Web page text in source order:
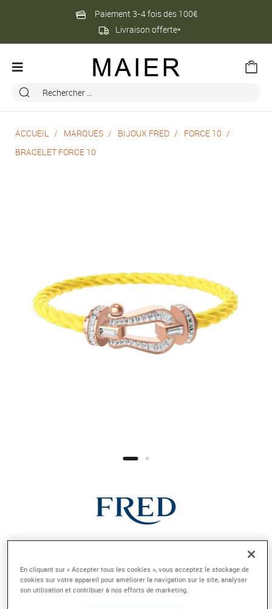
Paiement 3-4 fois dès 100€
Livraison offerte*
ACCUEIL MARQUES BIJOUX FRED
FORCE 10
BRACELET FORCE 10
BRACELET FORCE 10
Grand modèle or rose 750/1000e et diamants
En cliquant sur « Accepter tous les cookies », vous acceptez le stockage de
cookies sur votre appareil pour améliorer la navigation sur le site, analyser
son utilisation et contribuer à nos efforts de marketing.